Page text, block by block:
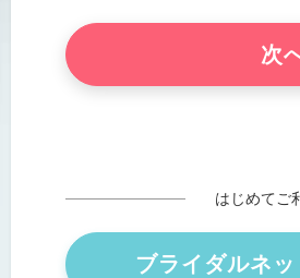
はじめてご
ブライダルネ